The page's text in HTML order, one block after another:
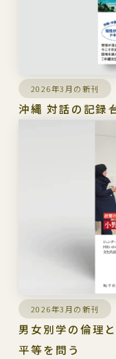
2026年3月の新刊
沖縄 対話の記録
2026年3月の新刊
男女別学の倫理
平等を問う